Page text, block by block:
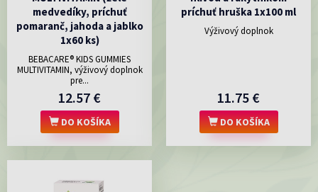
medvedíky, príchuť
pomaranč, jahoda a jablko
1x60 ks)
BEBACARE® KIDS GUMMIES
MULTIVITAMIN, výživový doplnok
pre...
12.57 €
DO KOŠÍKA
príchuť hruška 1x100 ml
Výživový doplnok
11.75 €
DO KOŠÍKA